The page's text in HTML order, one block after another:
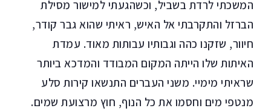
המשכתי לרדת בשביל, וכשהגעתי למישור מסילת
הברזל והתקרבתי אל האיש, ראיתי שהוא גבר קודר,
חיוור, שזקנו כהה וגבותיו עבותות מאוד. עמדת
האיתות שלו הייתה המקום המבודד והמדכא ביותר
שראיתי מימיי. משני העברים התנשאו קירות סלע
מנטפי מים וחסמו את כל הנוף, חוץ מרצועת שמים.